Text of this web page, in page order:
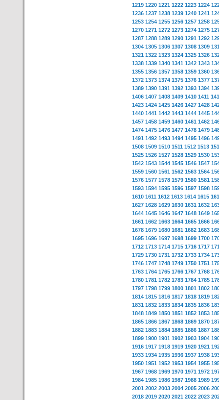
1219 1220 1221 1222 1223 1224
1236 1237 1238 1239 1240 1241
1253 1254 1255 1256 1257 1258
1270 1271 1272 1273 1274 1275
1287 1288 1289 1290 1291 1292
1304 1305 1306 1307 1308 1309
1321 1322 1323 1324 1325 1326
1338 1339 1340 1341 1342 1343
1355 1356 1357 1358 1359 1360
1372 1373 1374 1375 1376 1377
1389 1390 1391 1392 1393 1394
1406 1407 1408 1409 1410 1411
1423 1424 1425 1426 1427 1428
1440 1441 1442 1443 1444 1445
1457 1458 1459 1460 1461 1462
1474 1475 1476 1477 1478 1479
1491 1492 1493 1494 1495 1496
1508 1509 1510 1511 1512 1513
1525 1526 1527 1528 1529 1530
1542 1543 1544 1545 1546 1547
1559 1560 1561 1562 1563 1564
1576 1577 1578 1579 1580 1581
1593 1594 1595 1596 1597 1598
1610 1611 1612 1613 1614 1615
1627 1628 1629 1630 1631 1632
1644 1645 1646 1647 1648 1649
1661 1662 1663 1664 1665 1666
1678 1679 1680 1681 1682 1683
1695 1696 1697 1698 1699 1700
1712 1713 1714 1715 1716 1717
1729 1730 1731 1732 1733 1734
1746 1747 1748 1749 1750 1751
1763 1764 1765 1766 1767 1768
1780 1781 1782 1783 1784 1785
1797 1798 1799 1800 1801 1802
1814 1815 1816 1817 1818 1819
1831 1832 1833 1834 1835 1836
1848 1849 1850 1851 1852 1853
1865 1866 1867 1868 1869 1870
1882 1883 1884 1885 1886 1887
1899 1900 1901 1902 1903 1904
1916 1917 1918 1919 1920 1921
1933 1934 1935 1936 1937 1938
1950 1951 1952 1953 1954 1955
1967 1968 1969 1970 1971 1972
1984 1985 1986 1987 1988 1989
2001 2002 2003 2004 2005 2006
2018 2019 2020 2021 2022 2023